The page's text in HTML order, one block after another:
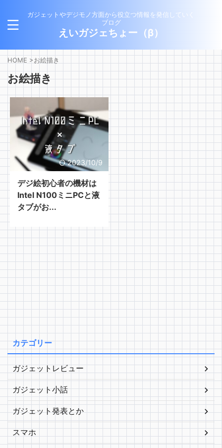
ガジェットやデジモノ方面から役立つ情報を発信していく
ブログ
えいガジェちょー（β）
HOME >お絵描き
お絵描き
2023/10/9
デジ絵初心者の機材は
Intel N100ミニPCと液
タブがお...
カテゴリー
ガジェットレビュー
ガジェット小話
ガジェット発表とか
スマホ